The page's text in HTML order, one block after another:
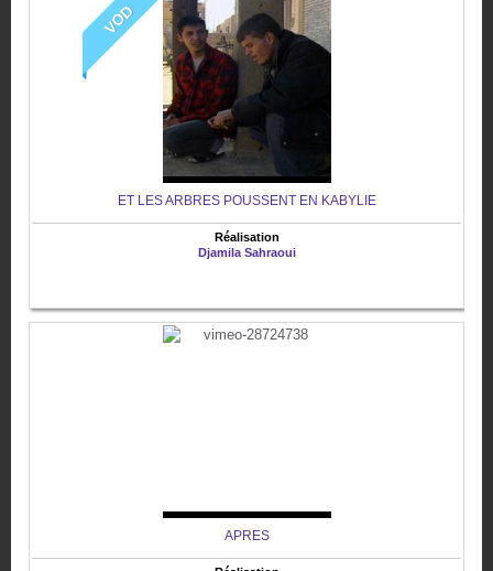
VOD
ET LES ARBRES POUSSENT EN KABYLIE
Réalisation
Djamila Sahraoui
APRES